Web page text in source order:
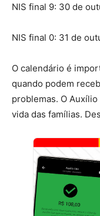
NIS final 9: 30 de
NIS final 0: 31 de
O calendário é
quando podem
problemas. O
vida das famílias.